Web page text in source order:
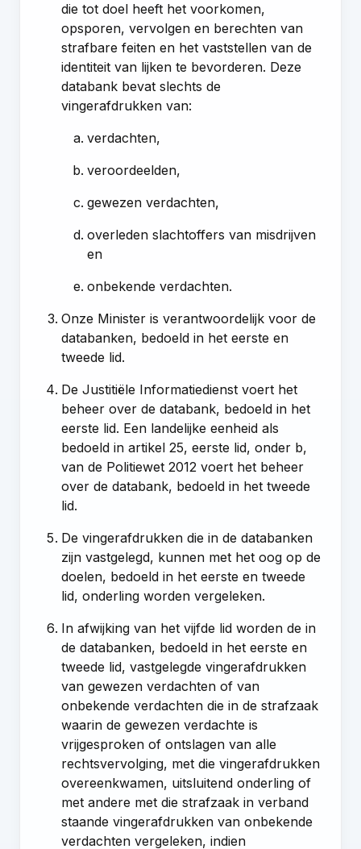
die tot doel heeft het voorkomen,
opsporen, vervolgen en berechten van
strafbare feiten en het vaststellen van de
identiteit van lijken te bevorderen. Deze
databank bevat slechts de
vingerafdrukken van:
verdachten,
veroordeelden,
gewezen verdachten,
overleden slachtoffers van misdrijven
en
onbekende verdachten.
Onze Minister is verantwoordelijk voor de
databanken, bedoeld in het eerste en
tweede lid.
De Justitiële Informatiedienst voert het
beheer over de databank, bedoeld in het
eerste lid. Een landelijke eenheid als
bedoeld inartikel 25, eerste lid, onder b,
van de Politiewet 2012 voert het beheer
over de databank, bedoeld in het tweede
lid.
De vingerafdrukken die in de databanken
zijn vastgelegd, kunnen met het oog op de
doelen, bedoeld in het eerste en tweede
lid, onderling worden vergeleken.
In afwijking van het vijfde lid worden de in
de databanken, bedoeld in het eerste en
tweede lid, vastgelegde vingerafdrukken
van gewezen verdachten of van
onbekende verdachten die in de strafzaak
waarin de gewezen verdachte is
vrijgesproken of ontslagen van alle
rechtsvervolging, met die vingerafdrukken
overeenkwamen, uitsluitend onderling of
met andere met die strafzaak in verband
staande vingerafdrukken van onbekende
verdachten vergeleken, indien